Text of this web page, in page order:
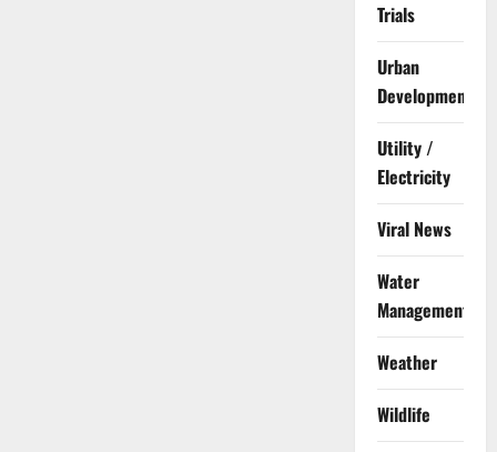
Trials
Urban
Development
Utility /
Electricity
Viral News
Water
Management
Weather
Wildlife